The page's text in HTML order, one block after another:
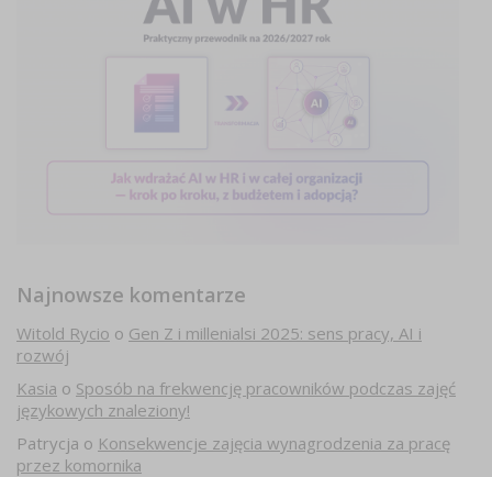
Najnowsze komentarze
Witold Rycio o Gen Z i millenialsi 2025: sens pracy, AI i
rozwój
Kasia o Sposób na frekwencję pracowników podczas zajęć
językowych znaleziony!
Patrycja o Konsekwencje zajęcia wynagrodzenia za pracę
przez komornika